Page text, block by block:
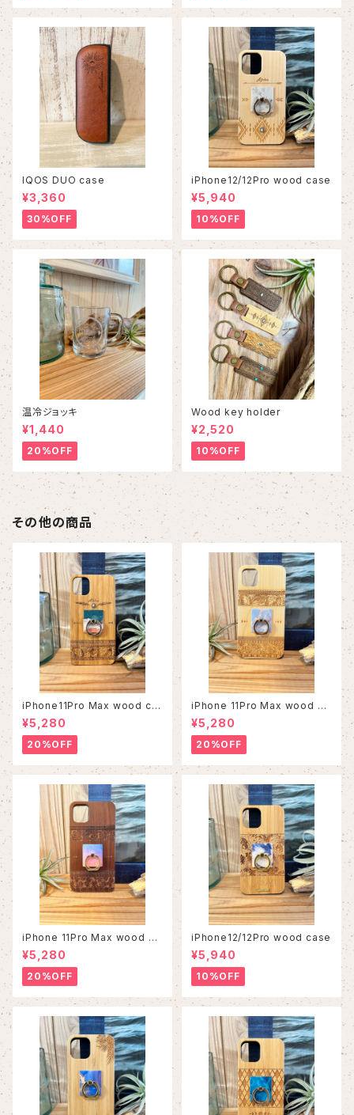
IQOS DUO case
¥3,360
30%OFF
iPhone12/12Pro wood case
¥5,940
10%OFF
温冷ジョッキ
¥1,440
20%OFF
Wood key holder
¥2,520
10%OFF
その他の商品
iPhone11Pro Max wood ca
se
¥5,280
20%OFF
iPhone 11Pro Max wood ca
se
¥5,280
20%OFF
iPhone 11Pro Max wood ca
se
¥5,280
20%OFF
iPhone12/12Pro wood case
¥5,940
10%OFF